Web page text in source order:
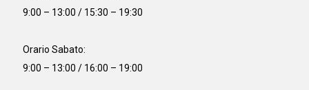
9:00 – 13:00 / 15:30 – 19:30
Orario Sabato:
9:00 – 13:00 / 16:00 – 19:00